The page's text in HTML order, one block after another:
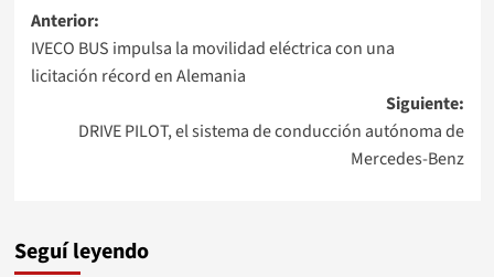
Navegación
de
entradas
Anterior:
IVECO BUS impulsa la movilidad eléctrica con una
licitación récord en Alemania
Siguiente:
DRIVE PILOT, el sistema de conducción autónoma de
Mercedes-Benz
Seguí leyendo